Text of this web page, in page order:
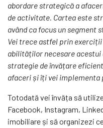
abordare strategică a
de activitate. Cartea este
având ca focus un segment
Vei trece astfel prin
abilităților necesare acestui
strategie de învățare
afaceri și îți vei
Totodată vei învăța să
Facebook, Instagram,
imobiliare și să organizezi